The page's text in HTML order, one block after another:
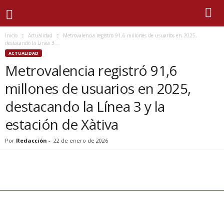
Inicio Actualidad
Metrovalencia registró 91,6 millones de usuarios en 2025,
destacando la Línea 3...
ACTUALIDAD
Metrovalencia registró 91,6
millones de usuarios en 2025,
destacando la Línea 3 y la
estación de Xàtiva
Por Redacción - 22 de enero de 2026